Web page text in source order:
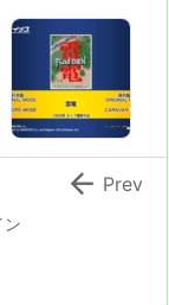
ン
 Prev